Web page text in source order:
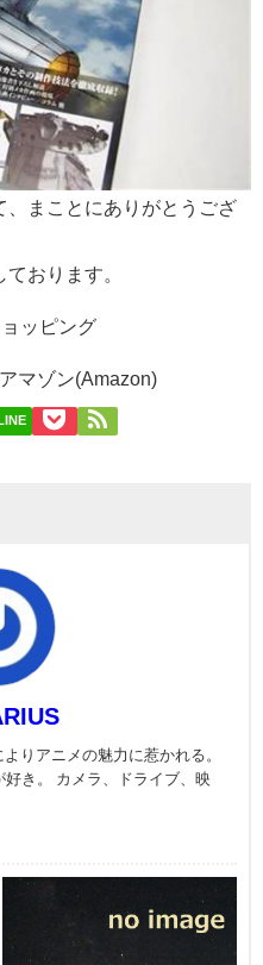
、まことにありがとうござ
おります。
ッピング
マゾン(Amazon)
LINE
りアニメの魅力に惹かれる。
き。 カメラ、ドライブ、映